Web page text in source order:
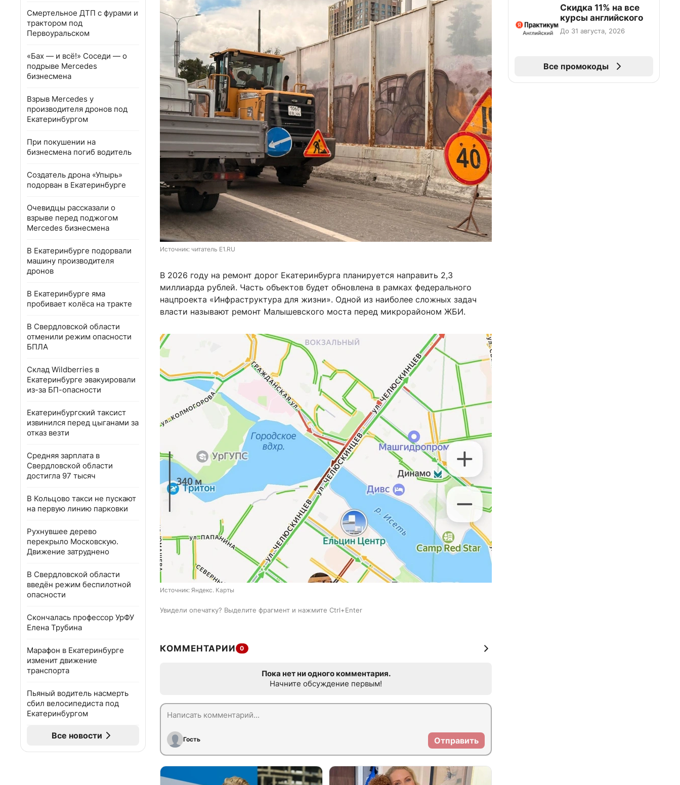
Смертельное ДТП с фурами и
трактором под
Первоуральском
«Бах — и всё!» Соседи — о
подрыве Mercedes
бизнесмена
Взрыв Mercedes у
производителя дронов под
Екатеринбургом
При покушении на
бизнесмена погиб водитель
Создатель дрона «Упырь»
подорван в Екатеринбурге
Очевидцы рассказали о
взрыве перед поджогом
Mercedes бизнесмена
В Екатеринбурге подорвали
машину производителя
дронов
В Екатеринбурге яма
пробивает колёса на тракте
В Свердловской области
отменили режим опасности
БПЛА
Склад Wildberries в
Екатеринбурге эвакуировали
из-за БП-опасности
Екатеринбургский таксист
извинился перед цыганами за
отказ везти
Средняя зарплата в
Свердловской области
достигла 97 тысяч
В Кольцово такси не пускают
на первую линию парковки
Рухнувшее дерево
перекрыло Московскую.
Движение затруднено
В Свердловской области
введён режим беспилотной
опасности
Скончалась профессор УрФУ
Елена Трубина
Марафон в Екатеринбурге
изменит движение
транспорта
Пьяный водитель насмерть
сбил велосипедиста под
Екатеринбургом
Все новости
Источник: читатель E1.RU
В 2026 году на ремонт дорог Екатеринбурга планируется направить 2,3
миллиарда рублей. Часть объектов будет обновлена в рамках федерального
нацпроекта «Инфраструктура для жизни». Одной из наиболее сложных задач
власти называют ремонт Малышевского моста перед микрорайоном ЖБИ.
Источник: Яндекс. Карты
Увидели опечатку? Выделите фрагмент и нажмите Ctrl+Enter
КОММЕНТАРИИ 0
Пока нет ни одного комментария.
Начните обсуждение первым!
Гость Отправить
Скидка 11% на все
курсы английского
До 31 августа, 2026
Все промокоды